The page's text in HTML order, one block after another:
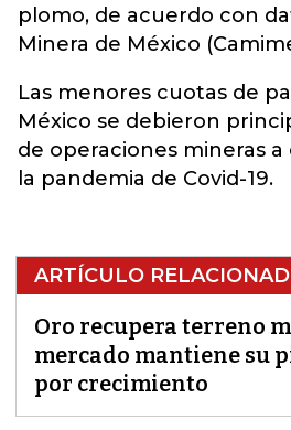
plomo, de acuerdo con
Minera de México
Las menores cuotas de
México se debieron
de operaciones mineras
la pandemia de Covid-19.
ARTÍCULO
Oro recupera terreno
mercado mantiene su
por crecimiento